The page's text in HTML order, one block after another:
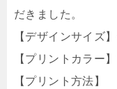
だきました。
【デザインサイズ
【プリントカラー
【プリント方法】